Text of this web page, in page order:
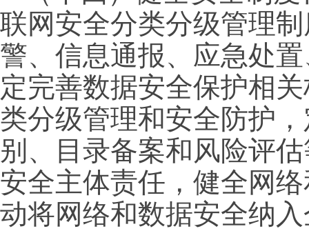
联网安全分类分级管理
警、信息通报、应急处
定完善数据安全保护相
类分级管理和安全防护
别、目录备案和风险评
安全主体责任，健全网
动将网络和数据安全纳